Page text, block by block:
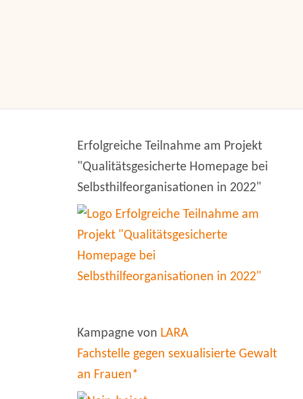
Erfolgreiche Teilnahme am Projekt
"Qualitätsgesicherte Homepage bei
Selbsthilfeorganisationen in 2022"
Kampagne von LARA
Fachstelle gegen sexualisierte Gewalt
an Frauen*